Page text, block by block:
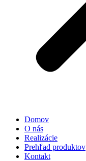
Domov
O nás
Realizácie
Prehľad produktov
Kontakt